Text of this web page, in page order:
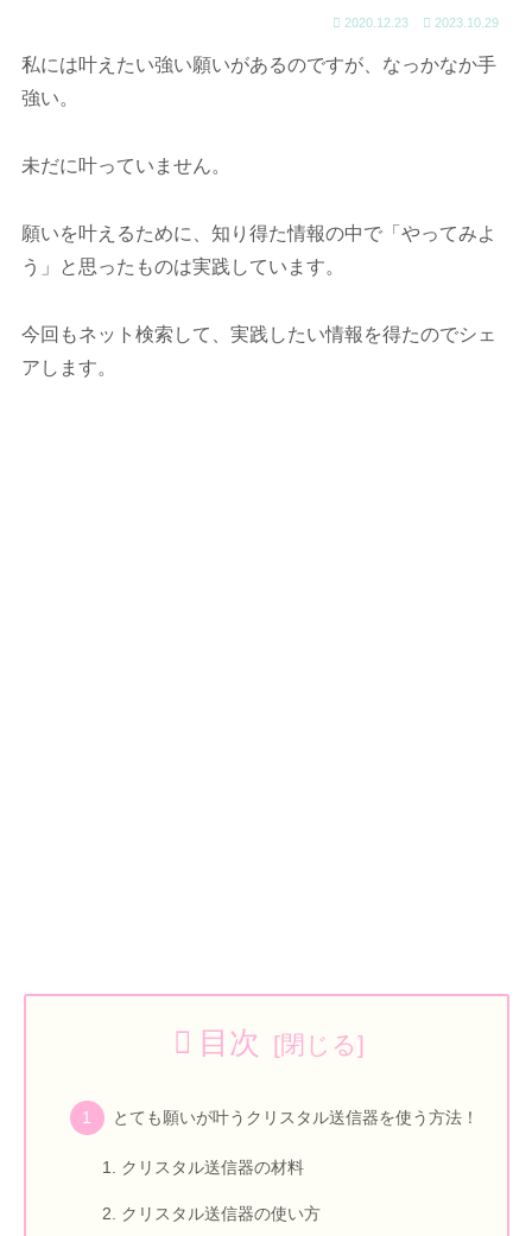
2020.12.23 2023.10.29
私には叶えたい強い願いがあるのですが、なっかなか手
強い。
未だに叶っていません。
願いを叶えるために、知り得た情報の中で「やってみよ
う」と思ったものは実践しています。
今回もネット検索して、実践したい情報を得たのでシェ
アします。
目次
とても願いが叶うクリスタル送信器を使う方法！
クリスタル送信器の材料
クリスタル送信器の使い方